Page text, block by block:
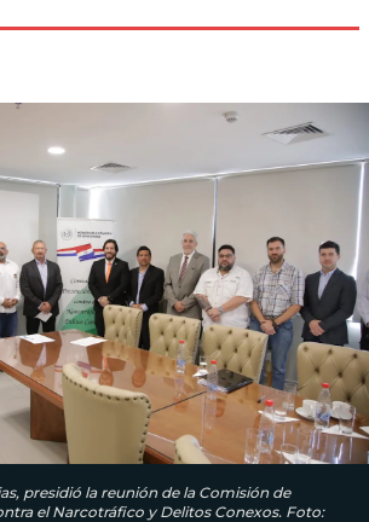
presidió la reunión de la Comisión de
el Narcotráfico y Delitos Conexos. Foto: